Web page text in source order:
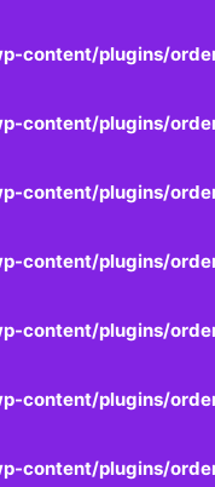
content/plugins/
content/plugins/
content/plugins/
content/plugins/
content/plugins/
content/plugins/
content/plugins/